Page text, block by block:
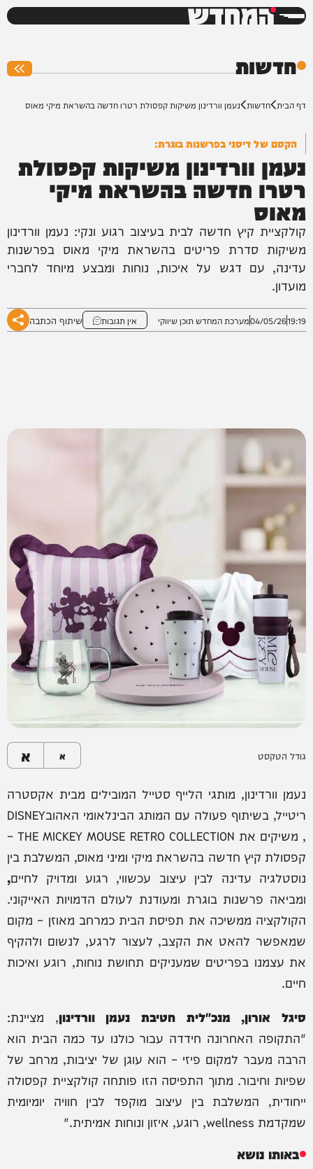
המחדש
חדשות
דף הבית חדשות נעמן וורדינון משיקות קפסולת רטרו חדשה בהשראת מיקי מאוס
הקסם של דיסני בפרשנות בוגרת:
נעמן וורדינון משיקות קפסולת
רטרו חדשה בהשראת מיקי
מאוס
קולקציית קיץ חדשה לבית בעיצוב רגוע ונקי: נעמן וורדינון
משיקות סדרת פריטים בהשראת מיקי מאוס בפרשנות
עדינה, עם דגש על איכות, נוחות ומבצע מיוחד לחברי
מועדון.
19:19
04/05/26מערכת המחדש תוכן שיווקי אין תגובות שיתוף הכתבה
גודל הטקסט א א
נעמן וורדינון, מותגי הלייף סטייל המובילים מבית אקסטרה
ריטייל, בשיתוף פעולה עם המותג הבינלאומי האהובDISNEY
, משיקים את THE MICKEY MOUSE RETRO COLLECTION –
קפסולת קיץ חדשה בהשראת מיקי ומיני מאוס, המשלבת בין
נוסטלגיה עדינה לבין עיצוב עכשווי, רגוע ומדויק לחיים,
ומביאה פרשנות בוגרת ומעודנת לעולם הדמויות האייקוני.
הקולקציה ממשיכה את תפיסת הבית כמרחב מאוזן – מקום
שמאפשר להאט את הקצב, לעצור לרגע, לנשום ולהקיף
את עצמנו בפריטים שמעניקים תחושת נוחות, רוגע ואיכות
חיים.
סיגל אורון, מנכ"לית חטיבת נעמן וורדינון, מציינת:
"התקופה האחרונה חידדה עבור כולנו עד כמה הבית הוא
הרבה מעבר למקום פיזי – הוא עוגן של יציבות, מרחב של
שפיות וחיבור. מתוך התפיסה הזו פותחה קולקציית קפסולה
ייחודית, המשלבת בין עיצוב מוקפד לבין חוויה יומיומית
שמקדמת wellness, רוגע, איזון ונוחות אמיתית."
באותו נושא